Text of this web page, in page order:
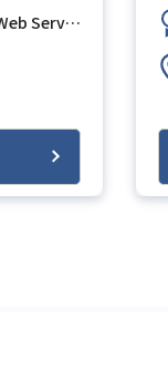
Services) GCP